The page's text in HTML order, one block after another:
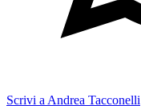
Scrivi a Andrea Tacconelli